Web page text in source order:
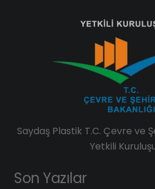
Saydaş Plastik T.C. Çevre ve
Yetkili
Son Yazılar